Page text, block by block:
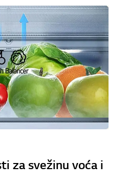
za svežinu voća i